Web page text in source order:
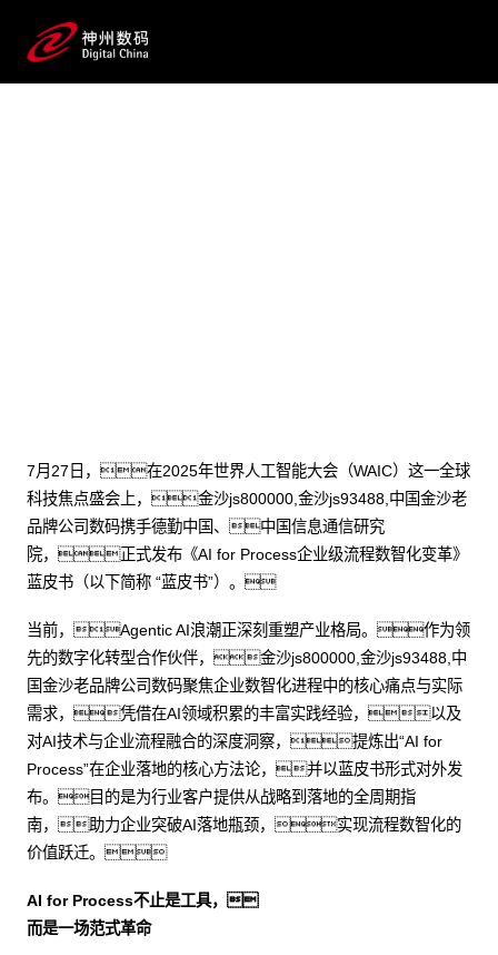
7月27日，在2025年世界人工智能大会（WAIC）这一全球
科技焦点盛会上，金沙js800000,金沙js93488,中国金沙老
品牌公司数码携手德勤中国、中国信息通信研究
院，正式发布《AI for Process企业级流程数智化变革》
蓝皮书（以下简称 “蓝皮书”）。
当前，Agentic AI浪潮正深刻重塑产业格局。作为领
先的数字化转型合作伙伴，金沙js800000,金沙js93488,中
国金沙老品牌公司数码聚焦企业数智化进程中的核心痛点与实际
需求，凭借在AI领域积累的丰富实践经验，以及
对AI技术与企业流程融合的深度洞察，提炼出“AI for
Process”在企业落地的核心方法论，并以蓝皮书形式对外发
布。目的是为行业客户提供从战略到落地的全周期指
南，助力企业突破AI落地瓶颈，实现流程数智化的
价值跃迁。
AI for Process不止是工具，
而是一场范式革命